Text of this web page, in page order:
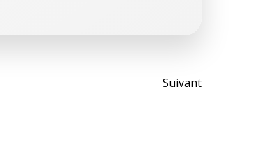
Post
Suivant